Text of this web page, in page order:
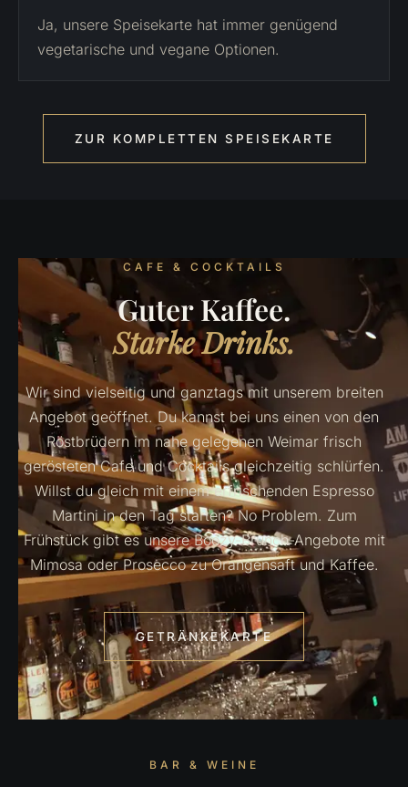
Ja, unsere Speisekarte hat immer genügend
vegetarische und vegane Optionen.
ZUR KOMPLETTEN SPEISEKARTE
CAFE & COCKTAILS
Guter Kaffee.
Starke Drinks.
Wir sind vielseitig und ganztags mit unserem breiten
Angebot geöffnet. Du kannst bei uns einen von den
Röstbrüdern im nahe gelegenen Weimar frisch
gerösteten Cafe und Cocktails gleichzeitig schlürfen.
Willst du gleich mit einem erfrischenden Espresso
Martini in den Tag starten? No Problem. Zum
Frühstück gibt es unsere Boozy-Brunch-Angebote mit
Mimosa oder Prosecco zu Orangensaft und Kaffee.
GETRÄNKEKARTE
BAR & WEINE